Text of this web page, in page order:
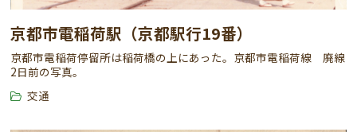
京都市電稲荷駅（京都駅行19番）
京都市電稲荷停留所は稲荷橋の上にあった。京都市電稲荷線 廃線
2日前の写真。
交通